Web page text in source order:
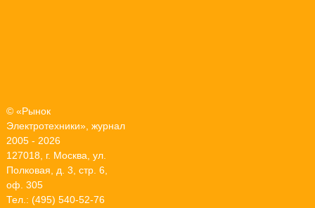
© «Рынок
Электротехники», журнал
2005 - 2026
127018, г. Москва, ул.
Полковая, д. 3, стр. 6,
оф. 305
Тел.: (495) 540-52-76